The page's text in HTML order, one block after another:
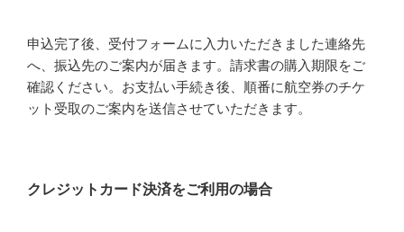
申込完了後、受付フォームに入力いただきました連絡先
へ、振込先のご案内が届きます。請求書の購入期限をご
確認ください。お支払い手続き後、順番に航空券のチケ
ット受取のご案内を送信させていただきます。
クレジットカード決済をご利用の場合